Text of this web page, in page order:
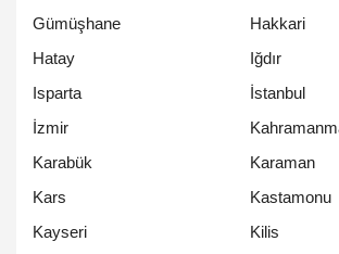
Gümüşhane
Hakkari
Hatay
Iğdır
Isparta
İstanbul
İzmir
Karabük
Karaman
Kars
Kastamonu
Kayseri
Kilis